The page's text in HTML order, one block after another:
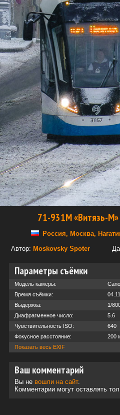
71-931М «Витязь-
Россия, Москва,
Автор: Moskovsky Spoter
Параметры съёмки
Модель камеры:
Время съёмки:
Выдержка:
1/
Диафрагменное число:
5.6
Чувствительность ISO:
640
Фокусное расстояние:
200
Показать весь EXIF
Ваш комментарий
Вы не вошли на сайт.
Комментарии могут оставлять